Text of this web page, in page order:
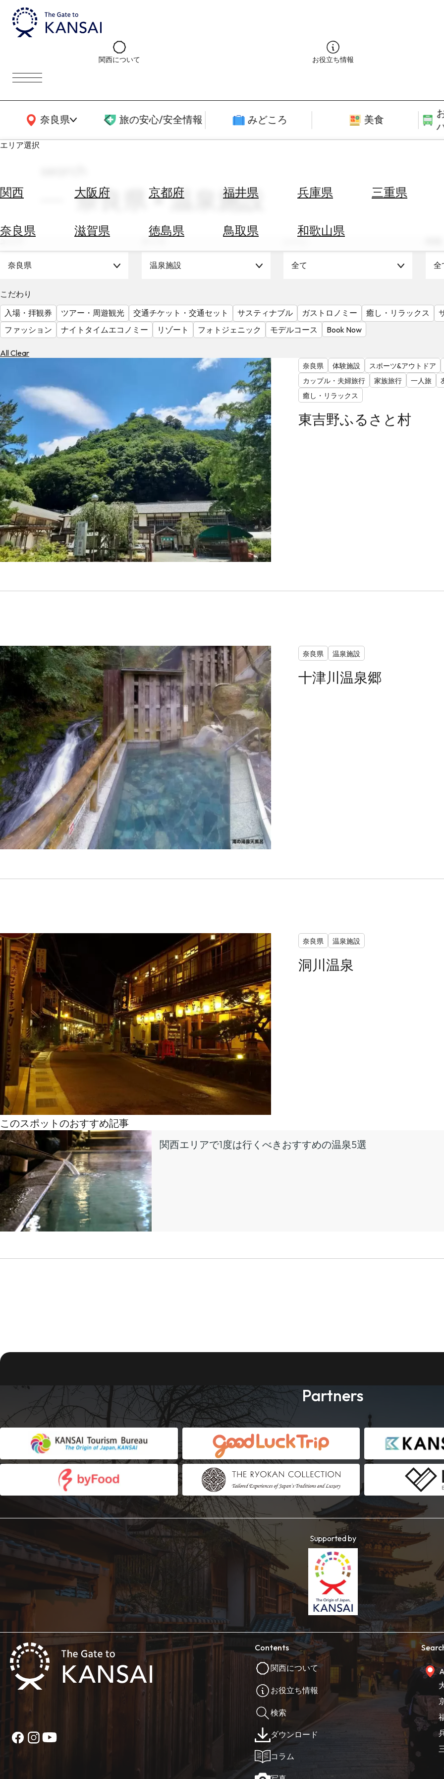
関西について お役立ち情報
奈良県
関西広域MAP 旅の安心/安全情報 みどころ 美食
エリア選択
関西 大阪府 京都府 福井県 兵庫県 三重県
奈良県 滋賀県 徳島県 鳥取県 和歌山県
ホ
す
替
を
調
べ
天
を
奈良県 × 温泉施設
奈良県 温泉施設 全て 全
こだわり
入場・拝観券
ツアー・周遊観光 交通チケット・交通セット サスティナブル ガストロノミー 癒し・リラックス
ファッション
ナイトタイムエコノミー リゾート フォトジェニック モデルコース Book Now
All Clear
奈良県 体験施設 スポーツ&アウトドア
カップル・夫婦旅行
家族旅行 一人旅
癒し・リラックス
東吉野ふるさと村
奈良県 温泉施設
十津川温泉郷
奈良県 温泉施設
洞川温泉
このスポットのおすすめ記事
関西エリアで1度は行くべきおすすめの温泉5選
Partners
Supported by
Contents
関西について
お役立ち情報
検索
ダウンロード
コラム